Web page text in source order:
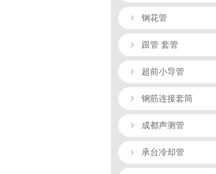
钢花管
跟管 套管
超前小导管
钢筋连接套筒
成都声测管
承台冷却管